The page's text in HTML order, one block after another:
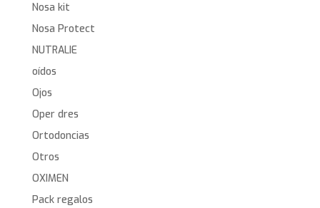
Nosa kit
Nosa Protect
NUTRALIE
oídos
Ojos
Oper dres
Ortodoncias
Otros
OXIMEN
Pack regalos